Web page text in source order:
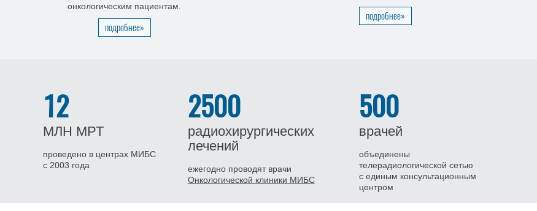
онкологическим пациентам.
подробнее»
подробнее»
12
МЛН МРТ
проведено в центрах МИБС
с 2003 года
2500
радиохирургических
лечений
ежегодно проводят врачи
Онкологической клиники МИБС
500
врачей
объединены
телерадиологической сетью
с единым консультационным
центром